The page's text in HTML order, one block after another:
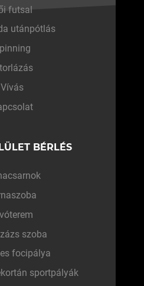
futsal
utánpótlás
Vívás
BÉRLÉS
szoba
focipálya
sportpályák